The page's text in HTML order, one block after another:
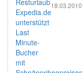
18.03.2010